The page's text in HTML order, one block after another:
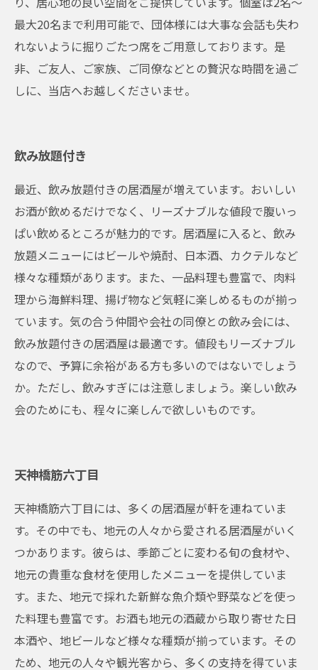
最大20名まで利用可能で、団体様には大事な会話も失わ
れないように掘りごたつ席をご用意しております。是
非、ご友人、ご家族、ご同僚などとの贅沢な時間を過ご
しに、当店へお越しくださいませ。
飲み放題付き
最近、飲み放題付きの居酒屋が増えています。おいしい
お酒が飲めるだけでなく、リーズナブルな値段で腹いっ
ぱい飲めるところが魅力的です。居酒屋に入ると、飲み
放題メニューにはビールや焼酎、日本酒、カクテルなど
様々な種類があります。また、一品料理も豊富で、肉料
理から海鮮料理、揚げ物など気軽に楽しめるものが揃っ
ています。気の合う仲間や会社の同僚との飲み会には、
飲み放題付きの居酒屋は最適です。値段もリーズナブル
なので、予算に余裕がある方も多いのではないでしょう
か。ただし、飲みすぎには注意しましょう。楽しい飲み
会のためにも、程々に楽しんで欲しいものです。
天神橋筋六丁目
天神橋筋六丁目には、多くの居酒屋が軒を連ねていま
す。その中でも、地元の人々から愛される居酒屋がいく
つかあります。彼らは、季節ごとに変わる旬の食材や、
地元の貴重な食材を使用したメニューを提供していま
す。また、地元で採れた新鮮な魚介類や野菜などを使っ
た料理も豊富です。お酒も地元の酒蔵から取り寄せた日
本酒や、地ビールなど様々な種類が揃っています。その
ため、地元の人々や観光客から、多くの支持を得ていま